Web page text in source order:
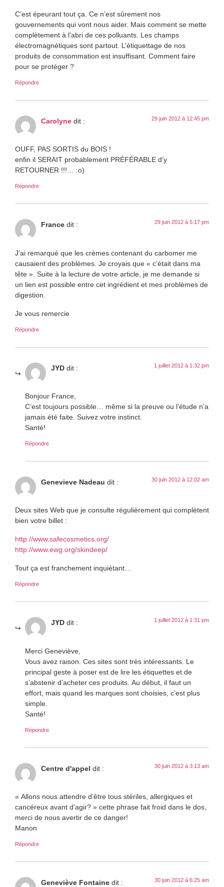
C’est épeurant tout ça. Ce n’est sûrement nos
gouvernements qui vont nous aider. Mais comment se mette
complètement à l’abri de ces polluants. Les champs
électromagnétiques sont partout. L’étiquettage de nos
produits de consommation est insuffisant. Comment faire
pour se protéger ?
Répondre
Carolyne dit : 29 juin 2012 à 12:45 pm
OUFF, PAS SORTIS du BOIS !
enfin il SERAIT probablement PRÉFÉRABLE d’y
RETOURNER !!!… :o)
Répondre
France dit : 29 juin 2012 à 5:17 pm
J’ai remarqué que les crèmes contenant du carbomer me
causaient des problèmes. Je croyais que « c’était dans ma
tête ». Suite à la lecture de votre article, je me demande si
un lien est possible entre cet ingrédient et mes problèmes de
digestion.
Je vous remercie
Répondre
JYD dit : 1 juillet 2012 à 1:32 pm
Bonjour France,
C’est toujours possible… même si la preuve ou l’étude n’a
jamais été faite. Suivez votre instinct.
Santé!
Répondre
Genevieve Nadeau dit : 30 juin 2012 à 12:02 am
Deux sites Web que je consulte régulièrement qui complètent
bien votre billet :
http://www.safecosmetics.org/
http://www.ewg.org/skindeep/
Tout ça est franchement inquiétant…
Répondre
JYD dit : 1 juillet 2012 à 1:31 pm
Merci Geneviève,
Vous avez raison. Ces sites sont très intéressants. Le
principal geste à poser est de lire les étiquettes et de
s’abstenir d’acheter ces produits. Au début, il faut un
effort, mais quand les marques sont choisies, c’est plus
simple.
Santé!
Répondre
Centre d'appel dit : 30 juin 2012 à 3:13 am
« Allons nous attendre d’être tous stériles, allergiques et
cancéreux avant d’agir? » cette phrase fait froid dans le dos,
merci de nous avertir de ce danger!
Manon
Répondre
Geneviève Fontaine dit : 30 juin 2012 à 6:25 am